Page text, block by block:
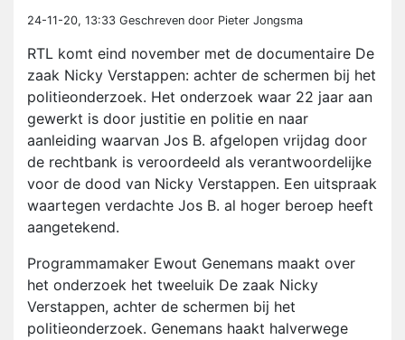
24-11-20, 13:33 Geschreven door Pieter Jongsma
RTL komt eind november met de documentaire De
zaak Nicky Verstappen: achter de schermen bij het
politieonderzoek. Het onderzoek waar 22 jaar aan
gewerkt is door justitie en politie en naar
aanleiding waarvan Jos B. afgelopen vrijdag door
de rechtbank is veroordeeld als verantwoordelijke
voor de dood van Nicky Verstappen. Een uitspraak
waartegen verdachte Jos B. al hoger beroep heeft
aangetekend.
Programmamaker Ewout Genemans maakt over
het onderzoek het tweeluik De zaak Nicky
Verstappen, achter de schermen bij het
politieonderzoek. Genemans haakt halverwege